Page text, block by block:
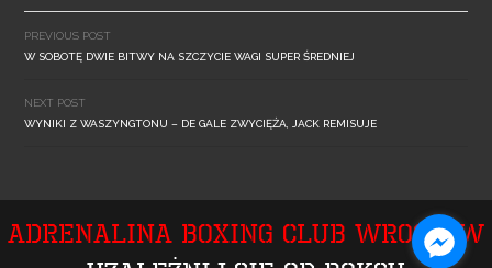
navigation
PREVIOUS POST
W SOBOTĘ DWIE BITWY NA SZCZYCIE WAGI SUPER ŚREDNIEJ
NEXT POST
WYNIKI Z WASZYNGTONU – DE GALE ZWYCIĘŻA, JACK REMISUJE
Adrenalina Boxing Club Wrocław